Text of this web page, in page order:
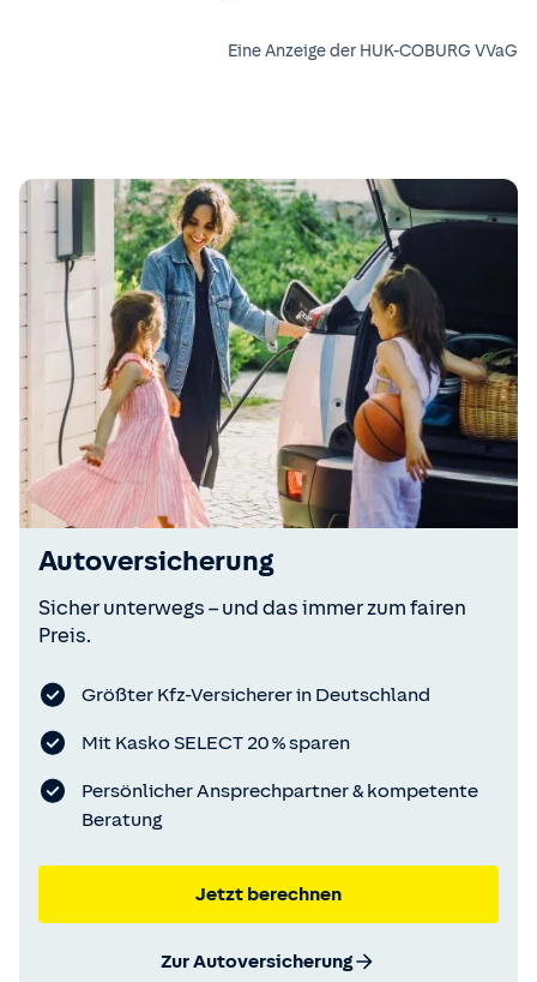
Eine Anzeige der HUK-COBURG VVaG
Autoversicherung
Sicher unterwegs – und das immer zum fairen
Preis.
Größter Kfz-Versicherer in Deutschland
Mit Kasko SELECT 20 % sparen
Persönlicher Ansprechpartner & kompetente
Beratung
Jetzt berechnen
Zur Autoversicherung